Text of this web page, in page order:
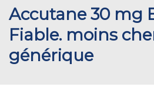
Accutane 30 mg
Fiable. moins
générique